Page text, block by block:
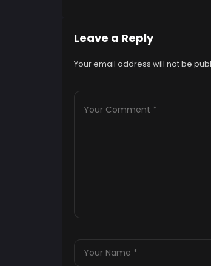
Leave a Reply
Your email address will not be